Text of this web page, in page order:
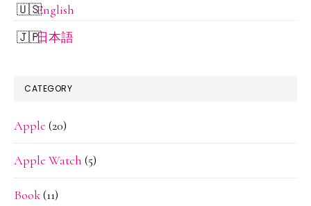
旅
English
日本語
CATEGORY
Apple (20)
Apple Watch (5)
Book(11)